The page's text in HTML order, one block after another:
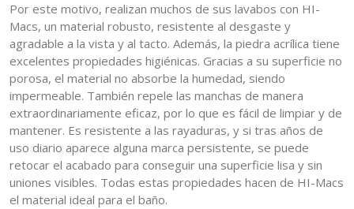
Por este motivo, realizan muchos de sus lavabos con HI-
Macs, un material robusto, resistente al desgaste y
agradable a la vista y al tacto. Además, la piedra acrílica tiene
excelentes propiedades higiénicas. Gracias a su superficie no
porosa, el material no absorbe la humedad, siendo
impermeable. También repele las manchas de manera
extraordinariamente eficaz, por lo que es fácil de limpiar y de
mantener. Es resistente a las rayaduras, y si tras años de
uso diario aparece alguna marca persistente, se puede
retocar el acabado para conseguir una superficie lisa y sin
uniones visibles. Todas estas propiedades hacen de HI-Macs
el material ideal para el baño.